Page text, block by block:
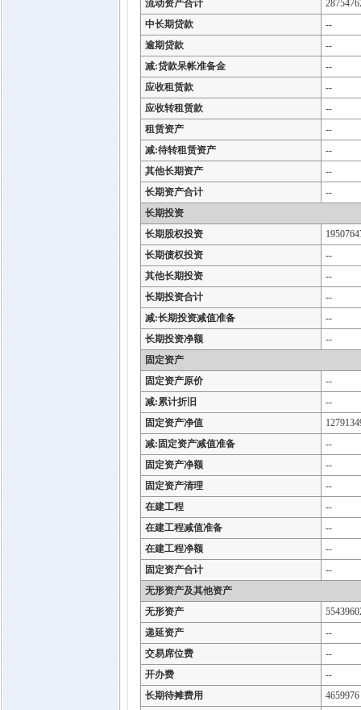
流动资产合计
中长期贷款
--
逾期贷款
--
减:贷款呆帐准备金
--
应收租赁款
--
应收转租赁款
--
租赁资产
--
减:待转租赁资产
--
其他长期资产
--
长期资产合计
--
长期投资
长期股权投资
长期债权投资
--
其他长期投资
--
长期投资合计
--
减:长期投资减值准备
--
长期投资净额
--
固定资产
固定资产原价
--
减:累计折旧
--
固定资产净值
减:固定资产减值准备
--
固定资产净额
--
固定资产清理
--
在建工程
--
在建工程减值准备
--
在建工程净额
--
固定资产合计
--
无形资产及其他资产
无形资产
递延资产
--
交易席位费
--
开办费
--
长期待摊费用
4659976